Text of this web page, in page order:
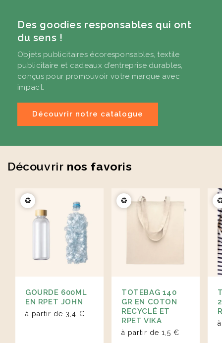
Éventail en bois naturel
23cm Marjane
à partir de 1,9 €
Carnet A5 160 pages en
carton recyclé Lucien
Des goodies responsables qui ont
du sens !
Objets publicitaires écoresponsables, textile
publicitaire et cadeaux d’entreprise durables,
conçus pour promouvoir votre marque avec
impact.
Découvrir notre catalogue
Découvrir nos favoris
♻️
GOURDE 600ML
EN RPET JOHN
à partir de 3,4 €
♻️
TOTEBAG 140
GR EN COTON
RECYCLÉ ET
RPET VIKA
à partir de 1,5 €